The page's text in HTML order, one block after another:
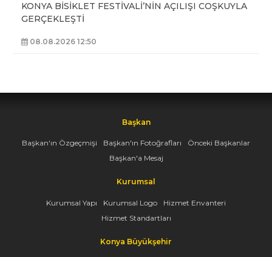
KONYA BİSİKLET FESTİVALİ’NİN AÇILIŞI COŞKUYLA
GERÇEKLEŞTİ
08.08.2026 12:50
Başkan
Başkan'ın Özgeçmişi Başkan'ın Fotoğrafları
Önceki Başkanlar
Başkan'a Mesaj
Kurumsal
Kurumsal Yapı Kurumsal Logo
Hizmet Envanteri
Hizmet Standartları
Konya Büyükşehir